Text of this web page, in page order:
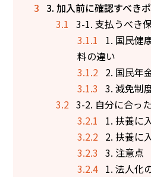
3 3. 加入前に確認すべき
3.1 3-1. 支払うべき
3.1.1
1. 国民健
料の違い
3.1.2 2. 国民年
3.1.3 3. 減免制
3.2 3-2. 自分に合っ
3.2.1
1. 扶養に
3.2.2 2. 扶養に
3.2.3 3. 注意点
3.2.4 1. 法人化